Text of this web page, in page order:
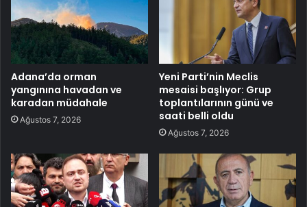
Adana’da orman
yangınına havadan ve
karadan müdahale
Ağustos 7, 2026
Yeni Parti’nin Meclis
mesaisi başlıyor: Grup
toplantılarının günü ve
saati belli oldu
Ağustos 7, 2026